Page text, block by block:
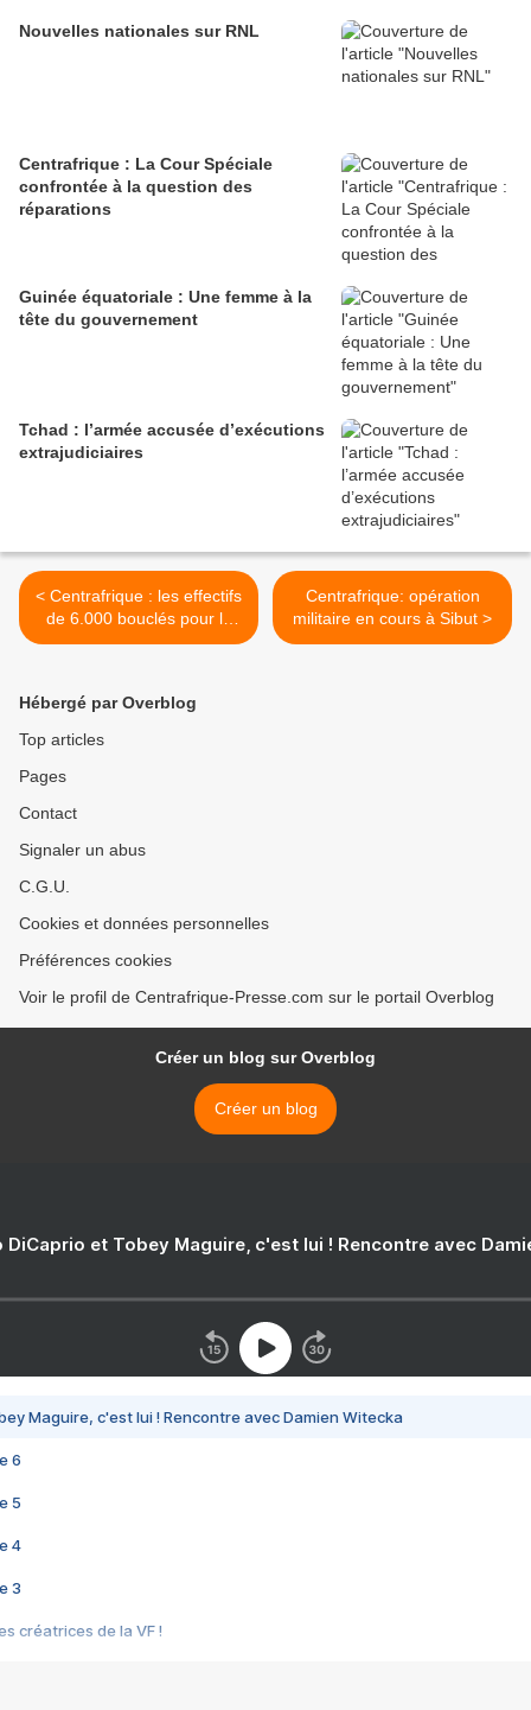
Nouvelles nationales sur RNL
Centrafrique : La Cour Spéciale
confrontée à la question des
réparations
Guinée équatoriale : Une femme à la
tête du gouvernement
Tchad : l’armée accusée d’exécutions
extrajudiciaires
< Centrafrique : les effectifs
de 6.000 bouclés pour la
Misca, selon le commissaire
Centrafrique: opération
militaire en cours à Sibut >
Hébergé par Overblog
Top articles
Pages
Contact
Signaler un abus
C.G.U.
Cookies et données personnelles
Préférences cookies
Voir le profil de Centrafrique-Presse.com sur le portail Overblog
Créer un blog sur Overblog
Créer un blog
DiCaprio et Tobey Maguire, c'est lui ! Rencontre avec
Maguire, c'est lui ! Rencontre avec Damien Witecka
6
5
4
3
créatrices de la VF !